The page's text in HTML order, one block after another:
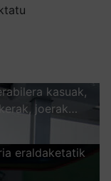
kasuak,
joerak…
eraldaketatik